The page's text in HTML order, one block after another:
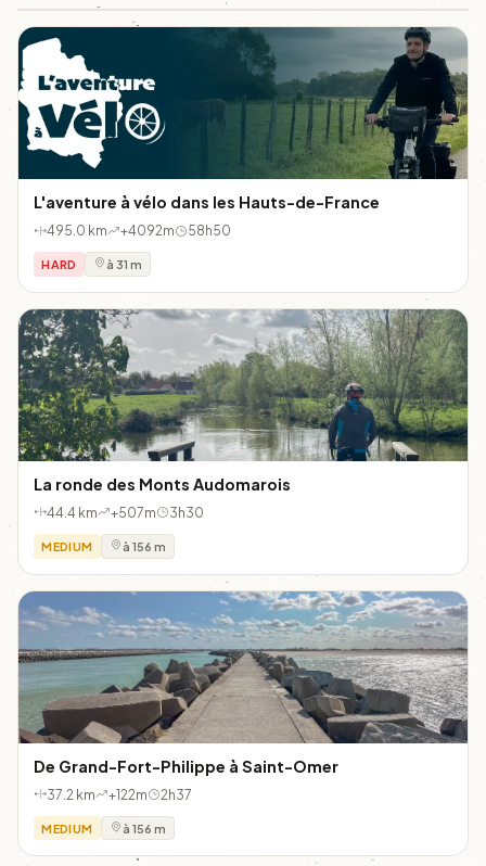
L'aventure à vélo dans les Hauts-de-France
495.0 km +4092m 58h50
HARD à 31 m
La ronde des Monts Audomarois
44.4 km +507m 3h30
MEDIUM à 156 m
De Grand-Fort-Philippe à Saint-Omer
37.2 km +122m 2h37
MEDIUM à 156 m